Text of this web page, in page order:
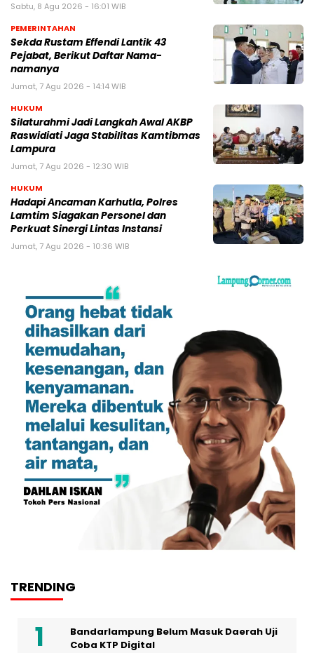
Sabtu, 8 Agu 2026 - 16:01 WIB
PEMERINTAHAN
Sekda Rustam Effendi Lantik 43
Pejabat, Berikut Daftar Nama-
namanya
Jumat, 7 Agu 2026 - 14:14 WIB
HUKUM
Silaturahmi Jadi Langkah Awal AKBP
Raswidiati Jaga Stabilitas Kamtibmas
Lampura
Jumat, 7 Agu 2026 - 12:30 WIB
HUKUM
Hadapi Ancaman Karhutla, Polres
Lamtim Siagakan Personel dan
Perkuat Sinergi Lintas Instansi
Jumat, 7 Agu 2026 - 10:36 WIB
TRENDING
Bandarlampung Belum Masuk Daerah Uji
Coba KTP Digital